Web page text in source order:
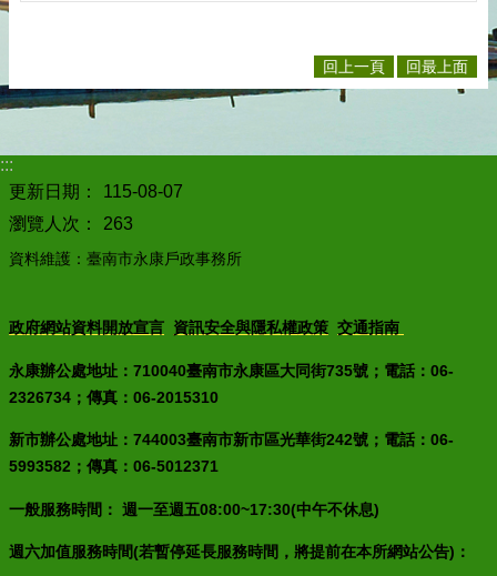
回上一頁 回最上面
:::
更新日期：
115-08-07
瀏覽人次：
263
資料維護：臺南市永康戶政事務所
政府網站資料開放宣言 資訊安全與隱私權政策 交通指南
永康辦公處地址：710040臺南市永康區大同街735號；電話：06-
2326734；傳真：06-2015310
新市辦公處地址：744003臺南市新市區光華街242號；電話：06-
5993582；傳真：06-5012371
一般服務時間： 週一至週五08:00~17:30(中午不休息)
週六加值服務時間(若暫停延長服務時間，將提前在本所網站公告)：